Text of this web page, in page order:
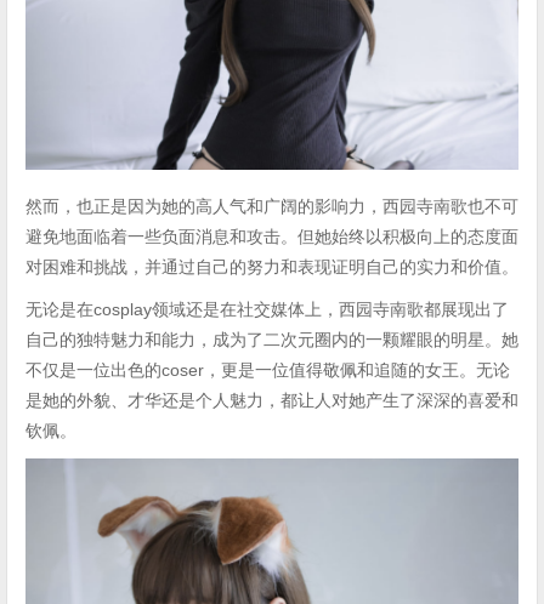
然而，也正是因为她的高人气和广阔的影响力，西园寺南歌也不可
避免地面临着一些负面消息和攻击。但她始终以积极向上的态度面
对困难和挑战，并通过自己的努力和表现证明自己的实力和价值。
无论是在cosplay领域还是在社交媒体上，西园寺南歌都展现出了
自己的独特魅力和能力，成为了二次元圈内的一颗耀眼的明星。她
不仅是一位出色的coser，更是一位值得敬佩和追随的女王。无论
是她的外貌、才华还是个人魅力，都让人对她产生了深深的喜爱和
钦佩。